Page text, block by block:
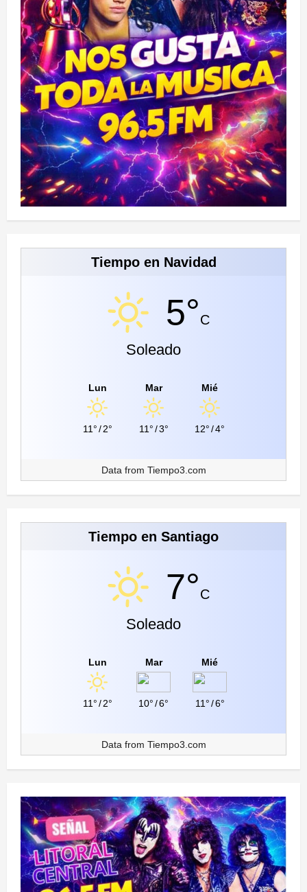
Tiempo en Navidad
5°C
Soleado
Lun
11°/ 2°
Mar
11°/3°
Mié
12°/4°
Data from Tiempo3.com
Tiempo en Santiago
7°C
Soleado
Lun
11°/ 2°
Mar
10°/6°
Mié
11°/6°
Data from Tiempo3.com